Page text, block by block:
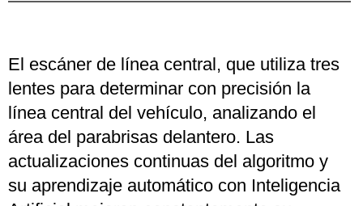
El escáner de línea central, que utiliza tres
lentes para determinar con precisión la
línea central del vehículo, analizando el
área del parabrisas delantero. Las
actualizaciones continuas del algoritmo y
su aprendizaje automático con Inteligencia